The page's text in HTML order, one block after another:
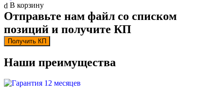
В корзину
Отправьте нам файл со списком
позиций и получите КП
Получить КП
Наши преимущества